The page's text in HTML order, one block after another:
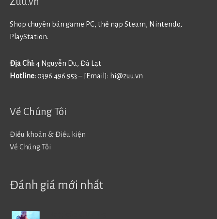
Shop chuyên bán game PC, thẻ nạp Steam, Nintendo,
PlayStation.
Địa Chỉ:4 Nguyễn Du, Đà Lạt
Hotline:0396.496.953 – [Email]: hi@zuu.vn
Về Chúng Tôi
Điều khoản & Điều kiện
Về Chúng Tôi
Đánh giá mới nhất